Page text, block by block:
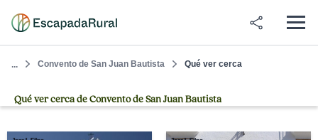
... Convento de San Juan Bautista Qué ver cerca
Qué ver cerca de Convento de San Juan Bautista